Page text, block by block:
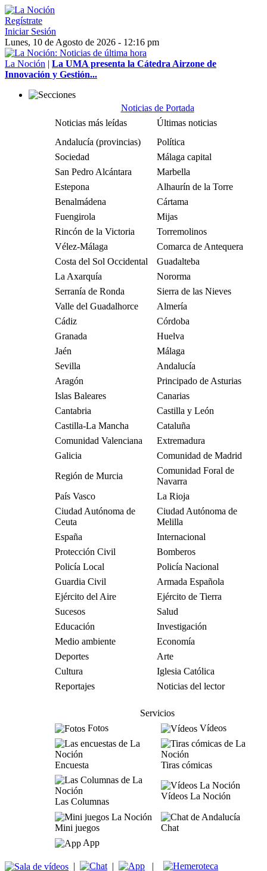
Regístrate
Iniciar Sesión
Lunes, 10 de Agosto de 2026 - 12:16 pm
La Noción | La UMA presenta la Cátedra Airzone de
Innovación y Gestión...
Noticias de Portada
Noticias más leídas
Últimas noticias
Andalucía (provincias)
Política
Sociedad
Málaga capital
San Pedro Alcántara
Marbella
Estepona
Alhaurín de la Torre
Benalmádena
Cártama
Fuengirola
Mijas
Rincón de la Victoria
Torremolinos
Vélez-Málaga
Comarca de Antequera
Costa del Sol Occidental
Guadalteba
La Axarquía
Nororma
Serranía de Ronda
Sierra de las Nieves
Valle del Guadalhorce
Almería
Cádiz
Córdoba
Granada
Huelva
Jaén
Málaga
Sevilla
Andalucía
Aragón
Principado de Asturias
Islas Baleares
Canarias
Cantabria
Castilla y León
Castilla-La Mancha
Cataluña
Comunidad Valenciana
Extremadura
Galicia
Comunidad de Madrid
Región de Murcia
Comunidad Foral de
Navarra
País Vasco
La Rioja
Ciudad Autónoma de
Ceuta
Ciudad Autónoma de
Melilla
España
Internacional
Protección Civil
Bomberos
Policía Local
Policía Nacional
Guardia Civil
Armada Española
Ejército del Aire
Ejército de Tierra
Sucesos
Salud
Educación
Investigación
Medio ambiente
Economía
Deportes
Arte
Cultura
Iglesia Católica
Reportajes
Noticias del lector
Servicios
Fotos
Vídeos
Encuesta Tiras cómicas
Las Columnas
Vídeos La Noción
Mini juegos
Chat
App
| | |